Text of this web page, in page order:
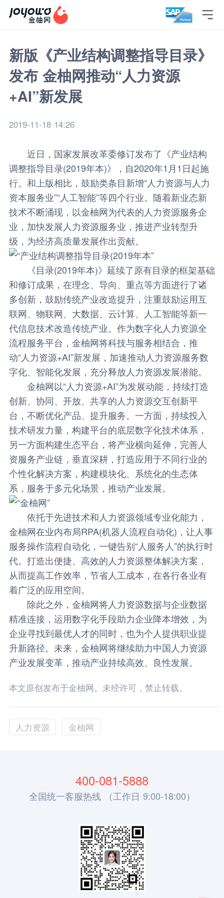

新版《产业结构调整指导目录》
发布 金柚网推动“人力资源
+AI”新发展
2019-11-18 14:26
近日，国家发展改革委修订发布了《产业结构
调整指导目录(2019年本)》，自2020年1月1日起施
行。和上版相比，鼓励类条目新增“人力资源与人力
资本服务业”“人工智能”等四个行业。随着新业态新
技术不断涌现，以金柚网为代表的人力资源服务企
业，加快发展人力资源服务业，推进产业转型升
级，为经济高质量发展作出贡献。
《目录(2019年本)》延续了原有目录的框架基础
和修订成果，在理念、导向、重点等方面进行了诸
多创新，鼓励传统产业改造提升，注重鼓励运用互
联网、物联网、大数据、云计算、人工智能等新一
代信息技术改造传统产业。作为数字化人力资源全
流程服务平台，金柚网将科技与服务相结合，推
动“人力资源+AI”新发展，加速推动人力资源服务数
字化、智能化发展，充分释放人力资源发展潜能。
金柚网以“人力资源+AI”为发展动能，持续打造
创新、协同、开放、共享的人力资源交互创新平
台，不断优化产品、提升服务。一方面，持续投入
技术研发力量，构建平台的底层数字化技术体系，
另一方面构建生态平台，将产业横向延伸，完善人
资服务产业链，垂直深耕，打造应用于不同行业的
个性化解决方案，构建模块化、系统化的生态体
系，服务于多元化场景，推动产业发展。
依托于先进技术和人力资源领域专业化能力，
金柚网在业内布局RPA(机器人流程自动化)，让人事
服务操作流程自动化，一键告别“人服务人”的执行时
代。打造出便捷、高效的人力资源整体解决方案，
从而提高工作效率，节省人工成本，在各行各业有
着广泛的应用空间。
除此之外，金柚网将人力资源数据与企业数据
精准连接，运用数字化手段助力企业降本增效，为
企业寻找到最优人才的同时，也为个人提供职业提
升新路径。未来，金柚网将继续助力中国人力资源
产业发展变革，推动产业持续高效、良性发展。
本文原创发布于金柚网。未经许可，禁止转载。
人力资源 金柚网
400-081-5888
全国统一客服热线 （工作日 9:00-18:00）